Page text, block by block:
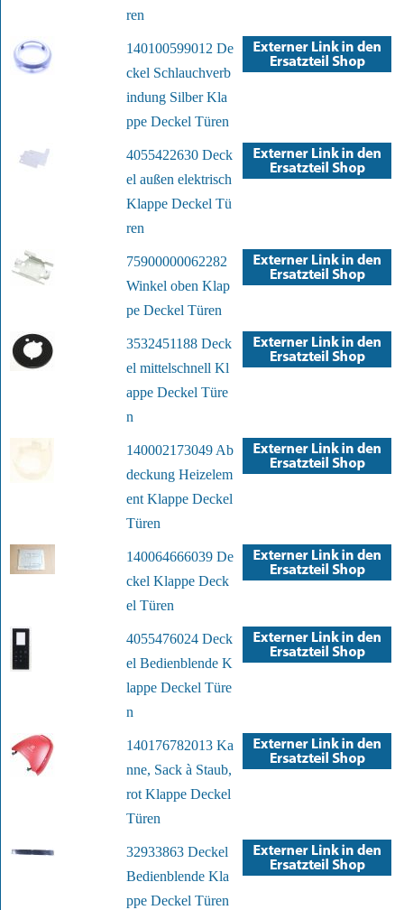
ren
140100599012 De
ckel Schlauchverb
indung Silber Kla
ppe Deckel Türen
4055422630 Deck
el außen elektrisch
Klappe Deckel Tü
ren
75900000062282
Winkel oben Klap
pe Deckel Türen
3532451188 Deck
el mittelschnell Kl
appe Deckel Türe
n
140002173049 Ab
deckung Heizelem
ent Klappe Deckel
Türen
140064666039 De
ckel Klappe Deck
el Türen
4055476024 Deck
el Bedienblende K
lappe Deckel Türe
n
140176782013 Ka
nne, Sack à Staub,
rot Klappe Deckel
Türen
32933863 Deckel
Bedienblende Kla
ppe Deckel Türen